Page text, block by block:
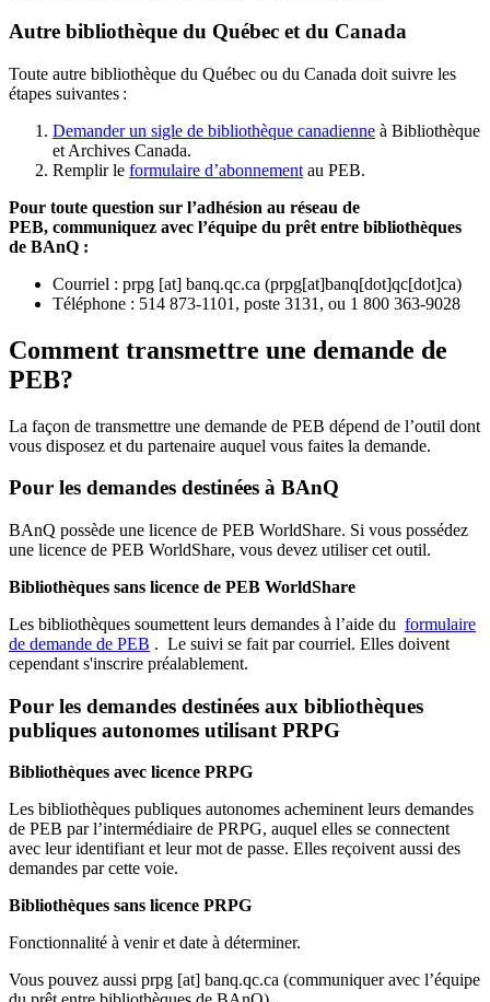
Autre bibliothèque du Québec et du Canada
Toute autre bibliothèque du Québec ou du Canada doit suivre les
étapes suivantes :
Demander un sigle de bibliothèque canadienne à Bibliothèque
et Archives Canada.
Remplir le formulaire d’abonnement au PEB.
Pour toute question sur l’adhésion au réseau de
PEB, communiquez avec l’équipe du prêt entre bibliothèques
de BAnQ :
Courriel : prpg [at] banq.qc.ca (prpg[at]banq[dot]qc[dot]ca)
Téléphone : 514 873-1101, poste 3131, ou 1 800 363-9028
Comment transmettre une demande de
PEB?
La façon de transmettre une demande de PEB dépend de l’outil dont
vous disposez et du partenaire auquel vous faites la demande.
Pour les demandes destinées à BAnQ
BAnQ possède une licence de PEB WorldShare. Si vous possédez
une licence de PEB WorldShare, vous devez utiliser cet outil.
Bibliothèques sans licence de PEB WorldShare
Les bibliothèques soumettent leurs demandes à l’aide du formulaire
de demande de PEB . Le suivi se fait par courriel. Elles doivent
cependant s'inscrire préalablement.
Pour les demandes destinées aux bibliothèques
publiques autonomes utilisant PRPG
Bibliothèques avec licence PRPG
Les bibliothèques publiques autonomes acheminent leurs demandes
de PEB par l’intermédiaire de PRPG, auquel elles se connectent
avec leur identifiant et leur mot de passe. Elles reçoivent aussi des
demandes par cette voie.
Bibliothèques sans licence PRPG
Fonctionnalité à venir et date à déterminer.
Vous pouvez aussi prpg [at] banq.qc.ca (communiquer avec l’équipe